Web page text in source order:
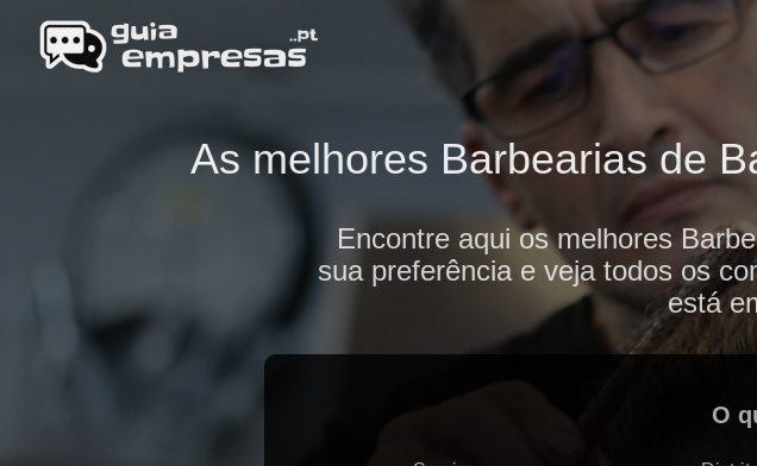
As melhores Barbearias de
Encontre aqui os melhores
sua preferência e veja todos os
está
O